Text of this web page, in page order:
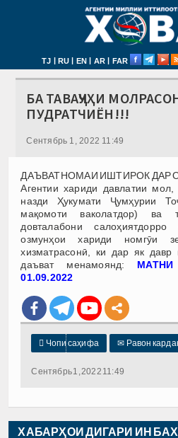
TJ | RU | EN | AR | FAR
БА ТАВАҶҶУҲИ
ПУДРАТЧИЁН!!!
Сентябрь 1, 2022 11:49
ДАЪВАТНОМАИ ИШТИРОК ДАР
Агентии хариди давлатии мол,
назди Ҳукумати Ҷумҳурии
мақомоти ваколатдор) ва
довталабони
озмунҳои хариди номгӯи
хизматрасонӣ, ки дар як давр
даъват менамоянд:
01.09.2022
 Чопи саҳифа ✉ Равон
Сентябрь 1, 2022 11:49
ХАБАРҲОИ ДИГАРИ ИН